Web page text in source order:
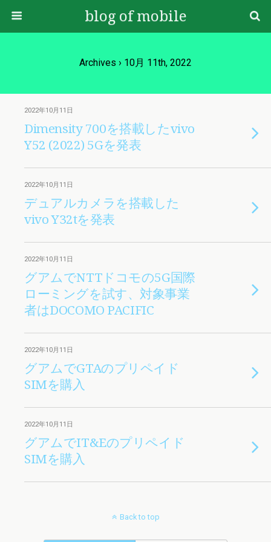
blog of mobile
Archives › 10月 11th, 2022
2022年10月11日
Dimensity 700を搭載したvivo
Y52 (2022) 5Gを発表
2022年10月11日
デュアルカメラを搭載した
vivo Y32tを発表
2022年10月11日
グアムでNTTドコモの5G国際
ローミングを試す、対象事業
者はDOCOMO PACIFIC
2022年10月11日
グアムでGTAのプリペイド
SIMを購入
2022年10月11日
グアムでIT&Eのプリペイド
SIMを購入
Back to top